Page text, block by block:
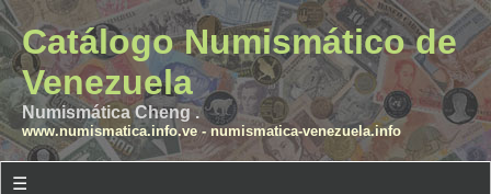
Catálogo Numismático de
Venezuela
Numismática Cheng .
www.numismatica.info.ve- numismatica-venezuela.info
☰